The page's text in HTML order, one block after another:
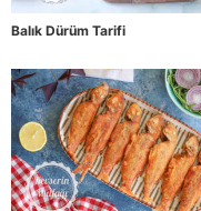
Balık Dürüm Tarifi